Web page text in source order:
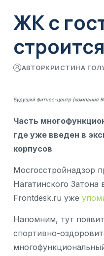
ЖК с
АВТОРКРИСТИНА
Будущий фитнес-центр (компания
Часть
где уже введен в
корпусов
Мосгосстройнадзор
Нагатинского
Frontdesk.ru уже
Напомним, тут
спортивно-